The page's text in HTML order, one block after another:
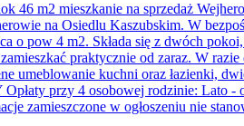
46 m2 mieszkanie na sprzedaż
na Osiedlu Kaszubskim. W
o pow 4 m2. Składa się z dwóch
praktycznie od zaraz. W
umeblowanie kuchni oraz łazienki,
przy 4 osobowej rodzinie: Lato -
zamieszczone w ogłoszeniu nie